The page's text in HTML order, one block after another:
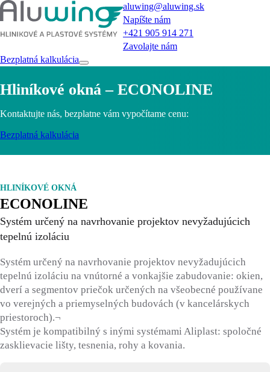
aluwing@aluwing.sk
Napíšte nám
+421 905 914 271
Zavolajte nám
Bezplatná kalkulácia
Hliníkové okná – ECONOLINE
Kontaktujte nás, bezplatne vám vypočítame cenu:
Bezplatná kalkulácia
HLINÍKOVÉ OKNÁ
ECONOLINE
Systém určený na navrhovanie projektov nevyžadujúcich
tepelnú izoláciu
Systém určený na navrhovanie projektov nevyžadujúcich
tepelnú izoláciu na vnútorné a vonkajšie zabudovanie: okien,
dverí a segmentov priečok určených na všeobecné používane
vo verejných a priemyselných budovách (v kancelárskych
priestoroch).¬
Systém je kompatibilný s inými systémami Aliplast: spoločné
zasklievacie lišty, tesnenia, rohy a kovania.